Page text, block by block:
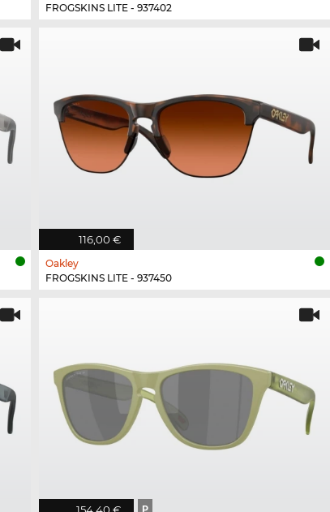
FROGSKINS LITE - 937402
116,00 €
Oakley
FROGSKINS LITE - 937450
P